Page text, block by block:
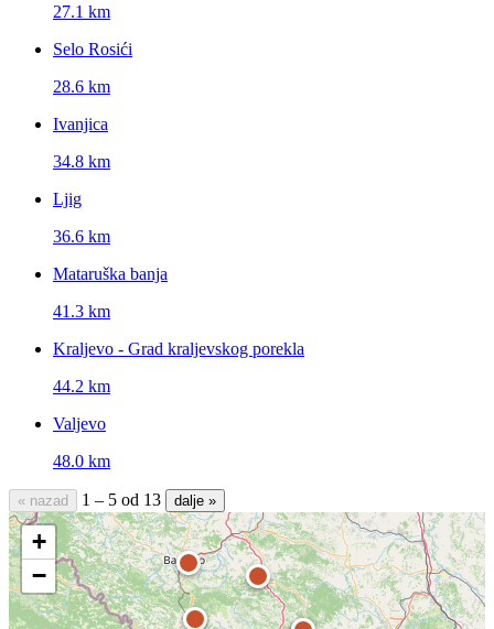
27.1 km
Selo Rosići
28.6 km
Ivanjica
34.8 km
Ljig
36.6 km
Mataruška banja
41.3 km
Kraljevo - Grad kraljevskog porekla
44.2 km
Valjevo
48.0 km
« nazad 1 – 5 od 13 dalje »
+
−